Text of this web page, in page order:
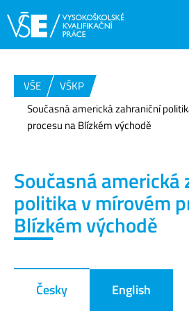
VŠE
VŠKP
Současná americká zahraniční
procesu na Blízkém východě
Současná
politika v mírovém
Blízkém východě
Česky English